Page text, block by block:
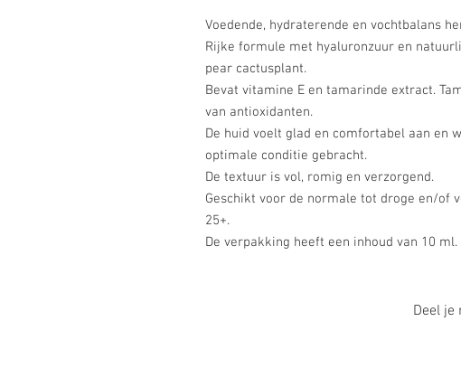
Voedende, hydraterende en vochtbalans
Rijke formule met hyaluronzuur en
pear cactusplant.
Bevat vitamine E en tamarinde extract.
van antioxidanten.
De huid voelt glad en comfortabel aan en
optimale conditie gebracht.
De textuur is vol, romig en verzorgend.
Geschikt voor de normale tot droge en/of
25+.
De verpakking heeft een inhoud van 10 ml.
Deel je